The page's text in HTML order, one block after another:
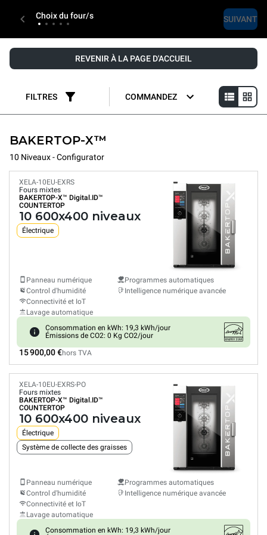
Choix du four/s SUIVANT
REVENIR À LA PAGE D'ACCUEIL
FILTRES COMMANDEZ
BAKERTOP-X™
10 Niveaux - Configurator
XELA-10EU-EXRS
Fours mixtes
BAKERTOP-X™ Digital.ID™
COUNTERTOP
10 600x400 niveaux
Électrique
Panneau numérique
Control d'humidité
Connectivité et IoT
Lavage automatique
Programmes automatiques
Intelligence numérique avancée
Consommation en kWh: 19,3 kWh/jour
Émissions de CO2: 0 Kg CO2/jour
15 900,00 €hors TVA
XELA-10EU-EXRS-PO
Fours mixtes
BAKERTOP-X™ Digital.ID™
COUNTERTOP
10 600x400 niveaux
Électrique
Système de collecte des graisses
Panneau numérique
Control d'humidité
Connectivité et IoT
Lavage automatique
Programmes automatiques
Intelligence numérique avancée
Consommation en kWh: 19,3 kWh/jour